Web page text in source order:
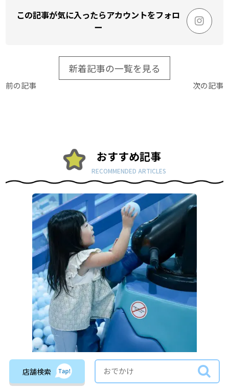
この記事が気に入ったらアカウントをフォロ
ー
新着記事の一覧を見る
前の記事 次の記事
おすすめ記事
RECOMMENDED ARTICLES
おでかけ
【広島】雨の日でも観光を満喫！子どもと1日中楽しめるスポッ
店舗検索